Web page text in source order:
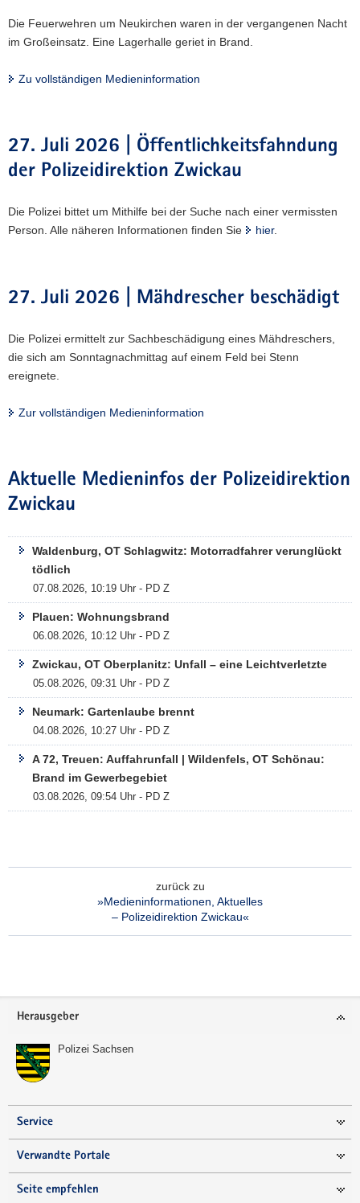
Die Feuerwehren um Neukirchen waren in der vergangenen Nacht
im Großeinsatz. Eine Lagerhalle geriet in Brand.
Zu vollständigen Medieninformation
27. Juli 2026 | Öffentlichkeitsfahndung
der Polizeidirektion Zwickau
Die Polizei bittet um Mithilfe bei der Suche nach einer vermissten
Person. Alle näheren Informationen finden Sie
hier.
27. Juli 2026 | Mähdrescher beschädigt
Die Polizei ermittelt zur Sachbeschädigung eines Mähdreschers,
die sich am Sonntagnachmittag auf einem Feld bei Stenn
ereignete.
Zur vollständigen Medieninformation
Aktuelle Medieninfos der Polizeidirektion
Zwickau
Waldenburg, OT Schlagwitz: Motorradfahrer verunglückt
tödlich
07.08.2026, 10:19 Uhr - PD Z
Plauen: Wohnungsbrand
06.08.2026, 10:12 Uhr - PD Z
Zwickau, OT Oberplanitz: Unfall – eine Leichtverletzte
05.08.2026, 09:31 Uhr - PD Z
Neumark: Gartenlaube brennt
04.08.2026, 10:27 Uhr - PD Z
A 72, Treuen: Auffahrunfall | Wildenfels, OT Schönau:
Brand im Gewerbegebiet
03.08.2026, 09:54 Uhr - PD Z
zurück zu
»Medieninformationen, Aktuelles
– Polizeidirektion Zwickau«
Footer-
Herausgeber
Polizei Sachsen
Service
Verwandte Portale
Seite empfehlen